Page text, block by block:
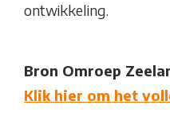
ontwikkeling.
Bron Omroep
Klik hier om het